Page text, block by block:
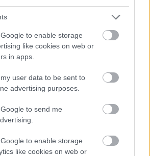
to enable storage
like cookies on web or
in apps.
user data to be sent to
advertising purposes.
to send me
to enable storage
like cookies on web or
tras 9 jornadas
Gallo |
no solían puntuar demasiado bien en 2019/20.
algunos de los jugadores más mejorados tras